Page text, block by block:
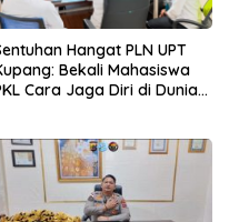
Hangat PLN UPT
Bekali Mahasiswa
Cara Jaga Diri di Dunia